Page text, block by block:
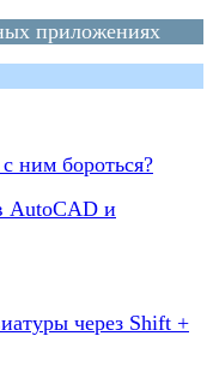
приложениях
с ним бороться?
AutoCAD и
через Shift +